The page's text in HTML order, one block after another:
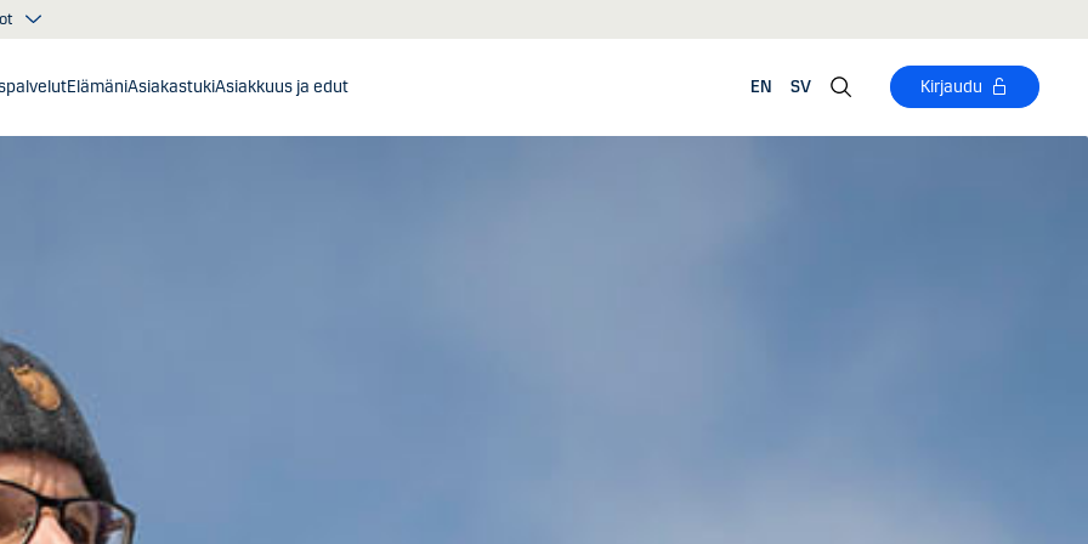
ElämäniAsiakastukiAsiakkuus ja edut EN SV Kirjaudu